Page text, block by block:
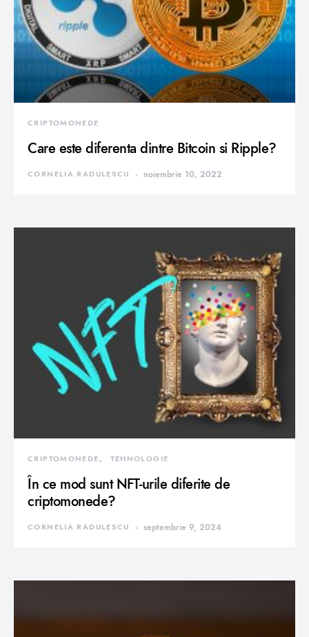
CRIPTOMONEDE
Care este diferenta dintre Bitcoin si Ripple?
CORNELIA RADULESCU noiembrie 10, 2022
CRIPTOMONEDE TEHNOLOGIE
În ce mod sunt NFT-urile diferite de
criptomonede?
CORNELIA RADULESCU septembrie 9, 2024